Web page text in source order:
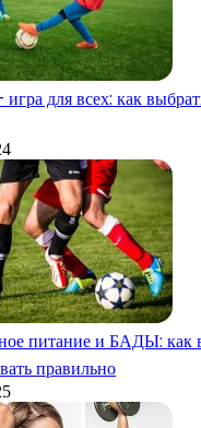
для всех: как
питание и БАДЫ: как
правильно